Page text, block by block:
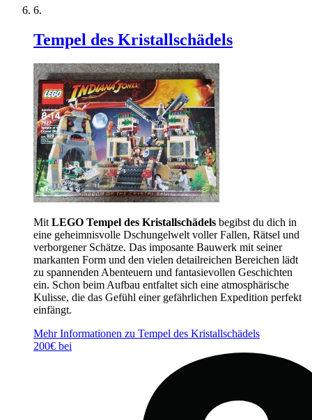
Tempel des Kristallschädels
Mit LEGO Tempel des Kristallschädels begibst du dich in
eine geheimnisvolle Dschungelwelt voller Fallen, Rätsel und
verborgener Schätze. Das imposante Bauwerk mit seiner
markanten Form und den vielen detailreichen Bereichen lädt
zu spannenden Abenteuern und fantasievollen Geschichten
ein. Schon beim Aufbau entfaltet sich eine atmosphärische
Kulisse, die das Gefühl einer gefährlichen Expedition perfekt
einfängt.
Mehr Informationen zu Tempel des Kristallschädels
200€ bei